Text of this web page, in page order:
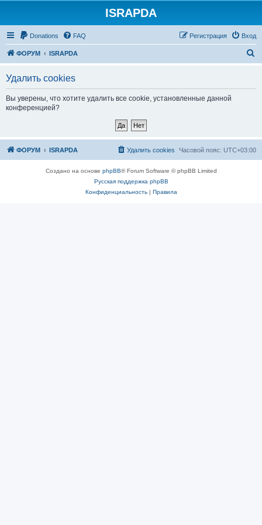
ISRAPDA
Donations FAQ Вход
Регистрация
ФОРУМ ISRAPDA
Удалить cookies
Вы уверены, что хотите удалить все cookie, установленные данной
конференцией?
ФОРУМ ISRAPDA Часовой пояс: UTC+03:00
Удалить cookies
Создано на основе phpBB® Forum Software © phpBB Limited
Русская поддержка phpBB
Конфиденциальность| Правила